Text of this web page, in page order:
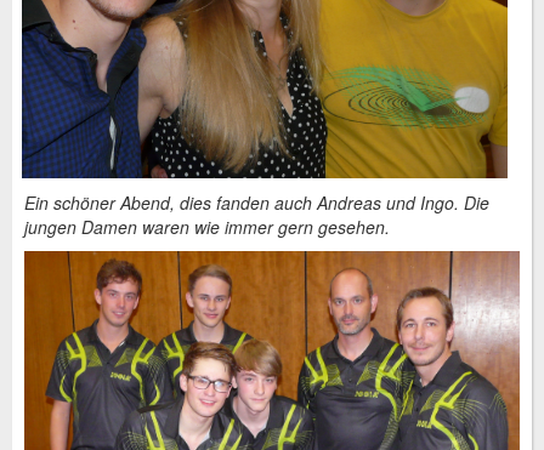
Ein schöner Abend, dies fanden auch Andreas und Ingo. Die
jungen Damen waren wie immer gern gesehen.